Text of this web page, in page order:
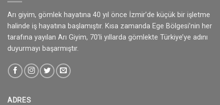
Arı giyim, gömlek hayatına 40 yıl önce İzmir’de küçük bir işletme
halinde iş hayatına başlamıştır. Kısa zamanda Ege Bölgesi’nin her
tarafına yayılan Arı Giyim, 70’li yıllarda gömlekte Türkiye’ye adını
duyurmayı başarmıştır.
ADRES